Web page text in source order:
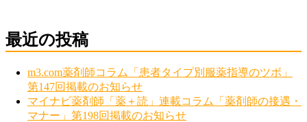
最近の投稿
m3.com薬剤師コラム「患者タイプ別服薬指導のツボ」
第147回掲載のお知らせ
マイナビ薬剤師「薬＋読」連載コラム「薬剤師の接遇・
マナー」第198回掲載のお知らせ